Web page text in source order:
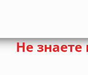
Не знаете